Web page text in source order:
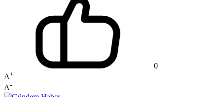
0
A+
A-